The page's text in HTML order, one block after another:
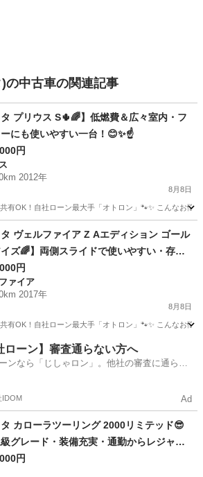
の中古車の関連記事
タ プリウス S🌵🌈】低燃費＆広々室内・フ
ーにも使いやすい一台！😊✨☝️
円
2012年
8月8日
有OK！自社ローン最大手「オトロン」🐾✨ こんなお
スタ ヴェルファイア Z Aエディション ゴール
ズ🌈】両側スライドで使いやすい・存在
上級ミニバン😎🔥
円
ァイア
2017年
8月8日
有OK！自社ローン最大手「オトロン」🐾✨ こんなお
ファイア 車両
ローン】審査通らない方へ
ンなら「じしゃロン」。他社の審査に通らな
IDOM Ad
タ カローラツーリング 2000リミテッド😎
グレード・装備充実・通勤からレジャー
ワゴン！🚗💨
円